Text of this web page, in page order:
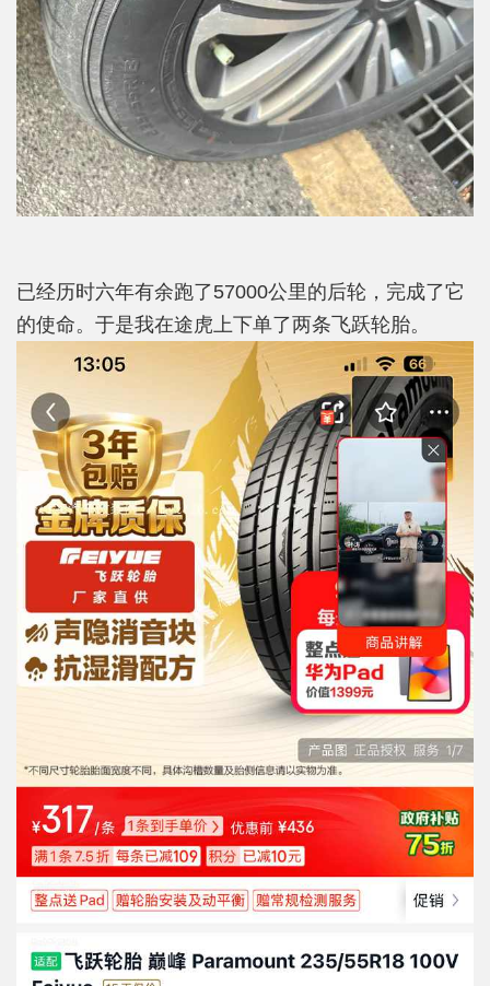
已经历时六年有余跑了57000公里的后轮，完成了它
的使命。于是我在途虎上下单了两条飞跃轮胎。